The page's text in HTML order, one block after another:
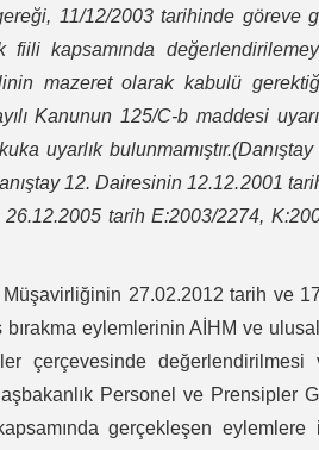
11/12/2003 tarihinde göreve
kapsamında
mazeret olarak kabulü
Kanunun 125/C-b maddesi
uyarlık
12. Dairesinin 12.12.2001
tarih E:2003/2274,
27.02.2012 tarih ve
eylemlerinin AİHM ve ulusal
çerçevesinde değerlendirilmesi
Personel ve Prensipler
gerçekleşen